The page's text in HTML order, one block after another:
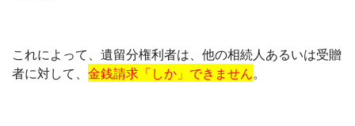
これによって、遺留分権利者は、他の相続人あるいは受贈
者に対して、 金銭請求「しか」できません。